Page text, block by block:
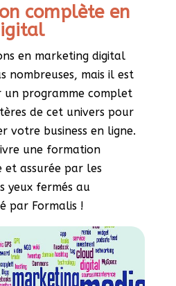
complète en
en marketing digital
nombreuses, mais il est
un programme complet
de cet univers pour
votre business en ligne.
une formation
assurée par les
yeux fermés au
par Formalis !